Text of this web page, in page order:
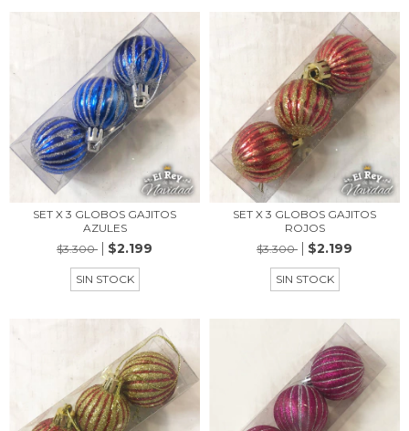
SET X 3 GLOBOS GAJITOS
AZULES
$3.300
$2.199
SIN STOCK
SET X 3 GLOBOS GAJITOS
ROJOS
$3.300
$2.199
SIN STOCK